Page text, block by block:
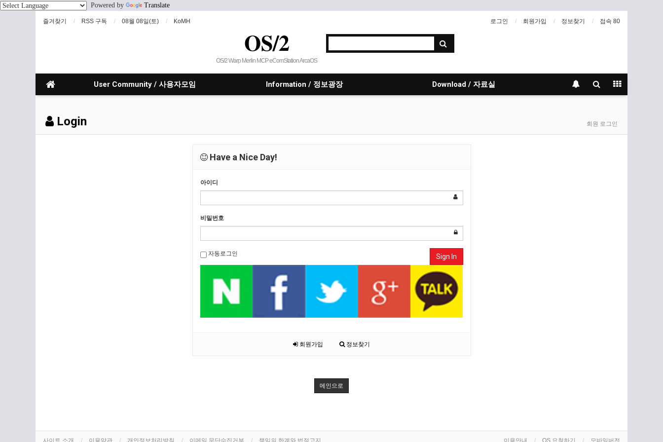
Powered by Translate
즐겨찾기 RSS 구독 08월 08일(토) KoMH 로그인 회원가입 정보찾기 접속 80
OS/2
OS/2 Warp Merlin MCP eComStation ArcaOS
User Community / 사용자모임 Information / 정보광장 Download / 자료실
Login 회원 로그인
Have a Nice Day!
아이디
비밀번호
자동로그인 Sign In
회원가입 정보찾기
메인으로
사이트 소개 이용약관 개인정보처리방침 이메일 무단수집거부 책임의 한계와 법적고지 이용안내 OS 요청하기 모바일버전